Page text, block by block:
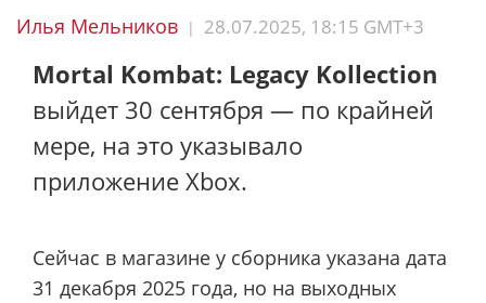
Илья Мельников | 28.07.2025, 18:15 GMT+3
Mortal Kombat: Legacy Kollection
выйдет 30 сентября — по крайней
мере, на это указывало
приложение Xbox.
Сейчас в магазине у сборника указана дата
31 декабря 2025 года, но на выходных